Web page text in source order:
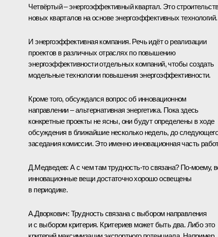
Четвёртый – энергоэффективный квартал. Это
новых кварталов на основе энергоэффективных технологий.
И энергоэффективная компания. Речь идёт о реализации
проектов в различных отраслях по повышению
энергоэффективности отдельных компаний, чтобы создать
модельные технологии повышения энергоэффективности.
Кроме того, обсуждался вопрос об инновационном
направлении – альтернативная энергетика. Пока здесь
конкретные проекты не ясны, они будут определены в ходе
обсуждения в ближайшие несколько недель, до следующего
заседания комиссии. Это именно инновационная часть
Д.Медведев: А с чем там трудность‑то связана? По‑моему,
инновационные вещи достаточно хорошо освещены
в периодике.
А.Дворкович: Трудность связана с выбором направления
и с выбором критерия. Критериев может быть два. Либо это